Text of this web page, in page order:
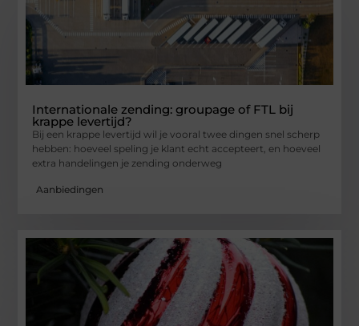
Internationale zending: groupage of FTL bij
krappe levertijd?
Bij een krappe levertijd wil je vooral twee dingen snel scherp
hebben: hoeveel speling je klant echt accepteert, en hoeveel
extra handelingen je zending onderweg
Aanbiedingen